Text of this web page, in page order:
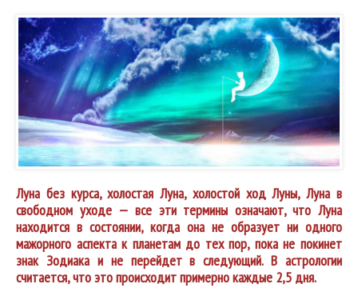
Луна без курса, холостая Луна, холостой ход Луны, Луна в
свободном уходе — все эти термины означают, что Луна
находится в состоянии, когда она не образует ни одного
мажорного аспекта к планетам до тех пор, пока не покинет
знак Зодиака и не перейдет в следующий. В астрологии
считается, что это происходит примерно каждые 2,5 дня.